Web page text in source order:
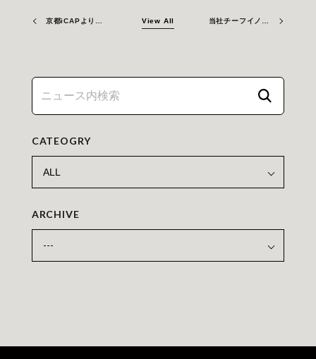
京都iCAPより増資されました。 View All
CATEOGRY
ARCHIVE